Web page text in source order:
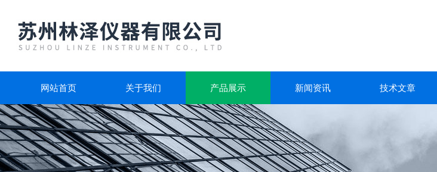
网站首页 关于我们 产品展示 新闻资讯 技术文章